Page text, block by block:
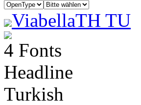
ViabellaTH TU
4 Fonts
Headline
Turkish